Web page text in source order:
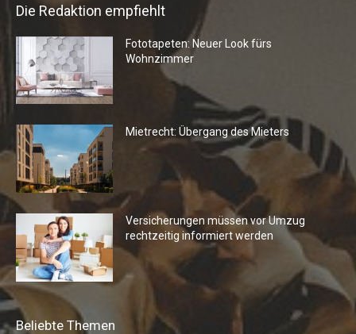
Die Redaktion empfiehlt
Fototapeten: Neuer Look fürs
Wohnzimmer
Mietrecht: Übergang des Mieters
Versicherungen müssen vor Umzug
rechtzeitig informiert werden
Beliebte Themen